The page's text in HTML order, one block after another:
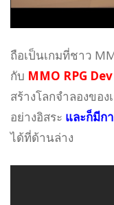
ถือเป็นเกมที่ชาว
กับ MMO RPG
สร้างโลกจำลองขอ
อย่างอิสระ และก็มีก
ได้ที่ด้านล่าง